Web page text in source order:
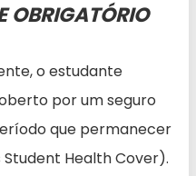
OBRIGATÓRIO
o estudante
por um seguro
que permanecer
Student Health Cover).